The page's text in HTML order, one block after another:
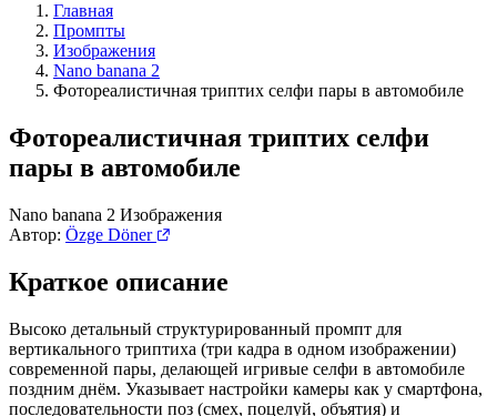
Главная
Промпты
Изображения
Nano banana 2
Фотореалистичная триптих селфи пары в автомобиле
Фотореалистичная триптих селфи
пары в автомобиле
Nano banana 2 Изображения
Автор: Özge Döner
Краткое описание
Высоко детальный структурированный промпт для
вертикального триптиха (три кадра в одном изображении)
современной пары, делающей игривые селфи в автомобиле
поздним днём. Указывает настройки камеры как у смартфона,
последовательности поз (смех, поцелуй, объятия) и